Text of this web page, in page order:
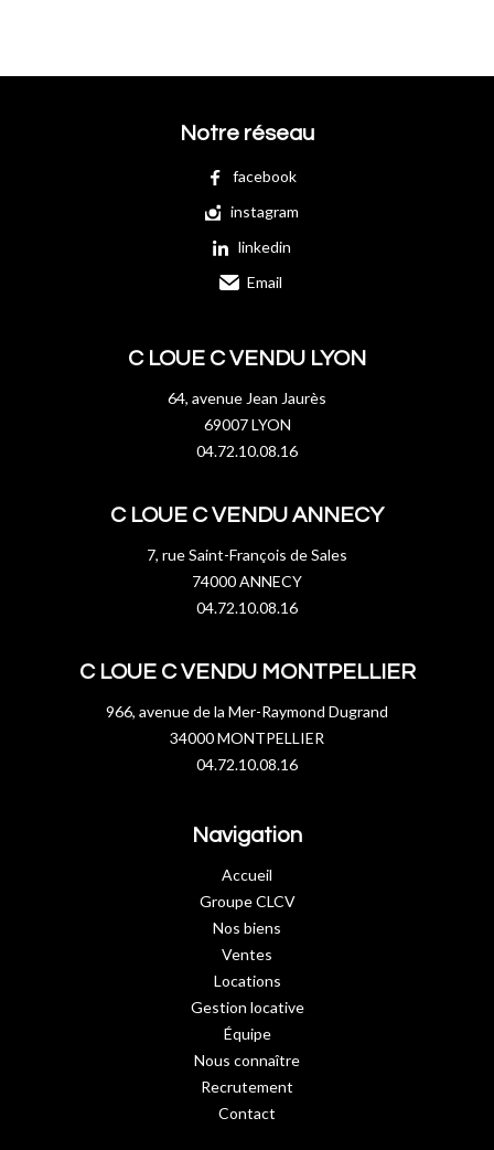
Notre réseau
facebook
instagram
linkedin
Email
C LOUE C VENDU LYON
64, avenue Jean Jaurès
69007 LYON
04.72.10.08.16
C LOUE C VENDU ANNECY
7, rue Saint-François de Sales
74000 ANNECY
04.72.10.08.16
C LOUE C VENDU MONTPELLIER
966, avenue de la Mer-Raymond Dugrand
34000 MONTPELLIER
04.72.10.08.16
Navigation
Accueil
Groupe CLCV
Nos biens
Ventes
Locations
Gestion locative
Équipe
Nous connaître
Recrutement
Contact